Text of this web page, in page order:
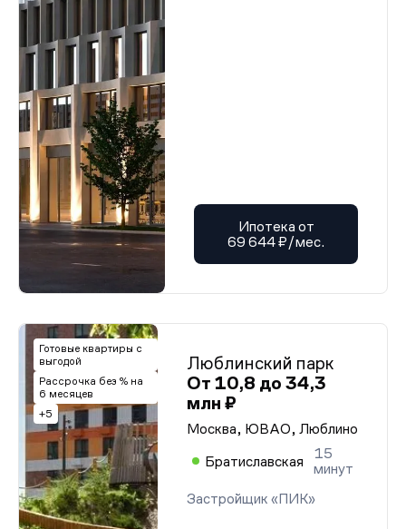
Ипотека от
69 644 ₽/мес.
Готовые квартиры с
выгодой
Рассрочка без % на
6 месяцев
+5
Люблинский парк
От 10,8 до 34,3
млн ₽
Москва, ЮВАО, Люблино
Братиславская
15
минут
Застройщик «ПИК»